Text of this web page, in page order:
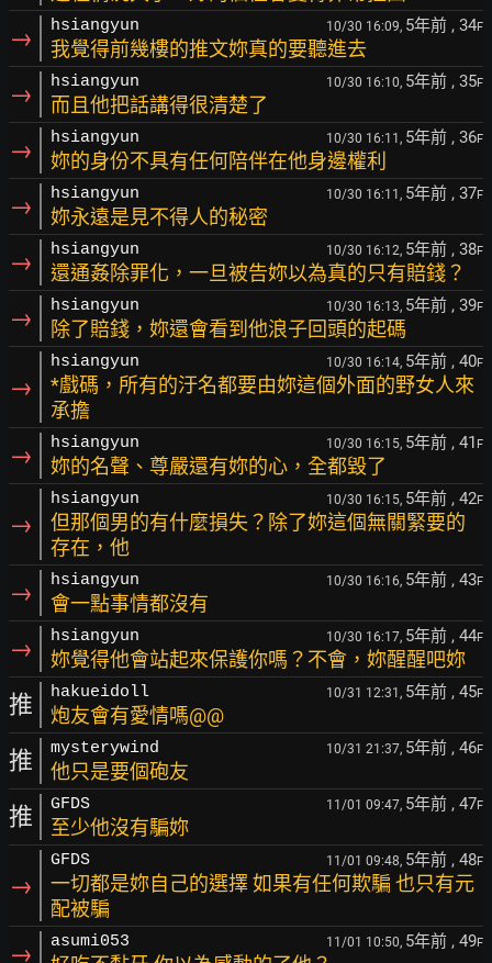
→ hsiangyun 10/30 16:09, 5年前 , 34F
我覺得前幾樓的推文妳真的要聽進去
→ hsiangyun 10/30 16:10, 5年前 , 35F
而且他把話講得很清楚了
→ hsiangyun 10/30 16:11, 5年前 , 36F
妳的身份不具有任何陪伴在他身邊權利
→ hsiangyun 10/30 16:11, 5年前 , 37F
妳永遠是見不得人的秘密
→ hsiangyun 10/30 16:12, 5年前 , 38F
還通姦除罪化，一旦被告妳以為真的只有賠錢？
→ hsiangyun 10/30 16:13, 5年前 , 39F
除了賠錢，妳還會看到他浪子回頭的起碼
→
hsiangyun 10/30 16:14, 5年前 , 40F
*戲碼，所有的汙名都要由妳這個外面的野女人來
承擔
→ hsiangyun 10/30 16:15, 5年前 , 41 F
妳的名聲、尊嚴還有妳的心，全都毀了
→
hsiangyun 10/30 16:15, 5年前 , 42F
但那個男的有什麼損失？除了妳這個無關緊要的
存在，他
→ hsiangyun 10/30 16:16, 5年前 , 43F
會一點事情都沒有
→ hsiangyun 10/30 16:17, 5年前 , 44F
妳覺得他會站起來保護你嗎？不會，妳醒醒吧妳
推 hakueidoll 10/31 12:31, 5年前 , 45F
炮友會有愛情嗎@@
推 mysterywind 10/31 21:37, 5年前 , 46F
他只是要個砲友
推 GFDS 11/01 09:47, 5年前 , 47F
至少他沒有騙妳
→
GFDS 11/01 09:48, 5年前 , 48F
一切都是妳自己的選擇 如果有任何欺騙 也只有元
配被騙
→ asumi053 11/01 10:50, 5年前 , 49F